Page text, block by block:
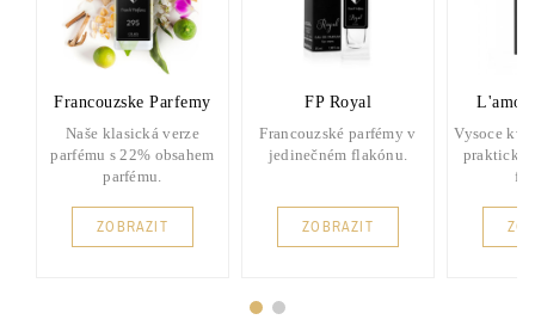
Francouzske Parfemy
Naše klasická verze
parfému s 22% obsahem
parfému.
ZOBRAZIT
FP Royal
Francouzské parfémy v
jedinečném flakónu.
ZOBRAZIT
Vysoce